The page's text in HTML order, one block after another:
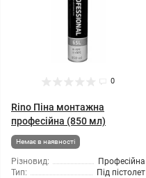
0
Rino Піна монтажна
професійна (850 мл)
Немає в наявності
Різновид:
Професійна
Тип:
Під пістолет